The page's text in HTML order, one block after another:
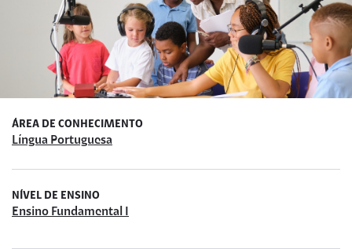
ÁREA DE CONHECIMENTO
Língua Portuguesa
NÍVEL DE ENSINO
Ensino Fundamental I